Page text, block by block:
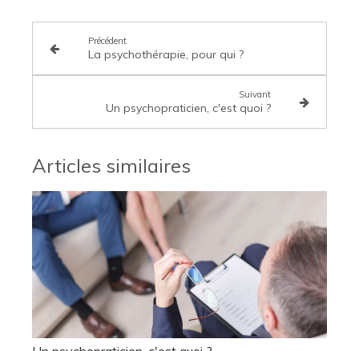
Précédent
La psychothérapie, pour qui ?
Suivant
Un psychopraticien, c'est quoi ?
Articles similaires